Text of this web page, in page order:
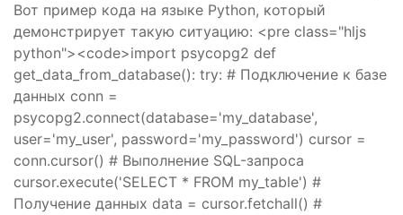
Вот пример кода на языке Python, который
демонстрирует такую ситуацию: <pre class="hljs
python"><code>import psycopg2 def
get_data_from_database(): try: # Подключение к базе
данных conn =
psycopg2.connect(database='my_database',
user='my_user', password='my_password') cursor =
conn.cursor() # Выполнение SQL-запроса
cursor.execute('SELECT * FROM my_table') #
Получение данных data = cursor.fetchall() #